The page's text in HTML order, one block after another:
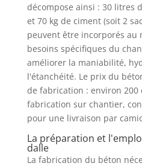
décompose ainsi : 30 litres
et 70 kg de ciment (soit 2
peuvent être incorporés au
besoins spécifiques du
améliorer la maniabilité,
l'étanchéité. Le prix du
de fabrication : environ 200
fabrication sur chantier,
pour une livraison par
La préparation et
dalle
La fabrication du béton